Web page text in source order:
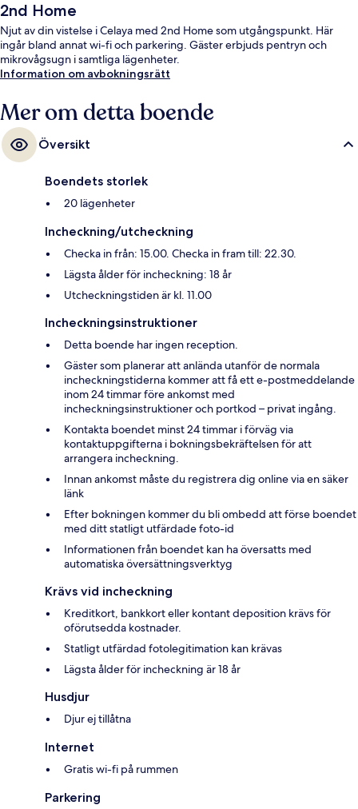
2nd Home
Njut av din vistelse i Celaya med 2nd Home som utgångspunkt. Här
ingår bland annat wi-fi och parkering. Gäster erbjuds pentryn och
mikrovågsugn i samtliga lägenheter.
Information om avbokningsrätt
Mer om detta boende
Översikt
Boendets storlek
20 lägenheter
Incheckning/utcheckning
Checka in från: 15.00. Checka in fram till: 22.30.
Lägsta ålder för incheckning: 18 år
Utcheckningstiden är kl. 11.00
Incheckningsinstruktioner
Detta boende har ingen reception.
Gäster som planerar att anlända utanför de normala
incheckningstiderna kommer att få ett e-postmeddelande
inom 24 timmar före ankomst med
incheckningsinstruktioner och portkod – privat ingång.
Kontakta boendet minst 24 timmar i förväg via
kontaktuppgifterna i bokningsbekräftelsen för att
arrangera incheckning.
Innan ankomst måste du registrera dig online via en säker
länk
Efter bokningen kommer du bli ombedd att förse boendet
med ditt statligt utfärdade foto-id
Informationen från boendet kan ha översatts med
automatiska översättningsverktyg
Krävs vid incheckning
Kreditkort, bankkort eller kontant deposition krävs för
oförutsedda kostnader.
Statligt utfärdad fotolegitimation kan krävas
Lägsta ålder för incheckning är 18 år
Husdjur
Djur ej tillåtna
Internet
Gratis wi-fi på rummen
Parkering